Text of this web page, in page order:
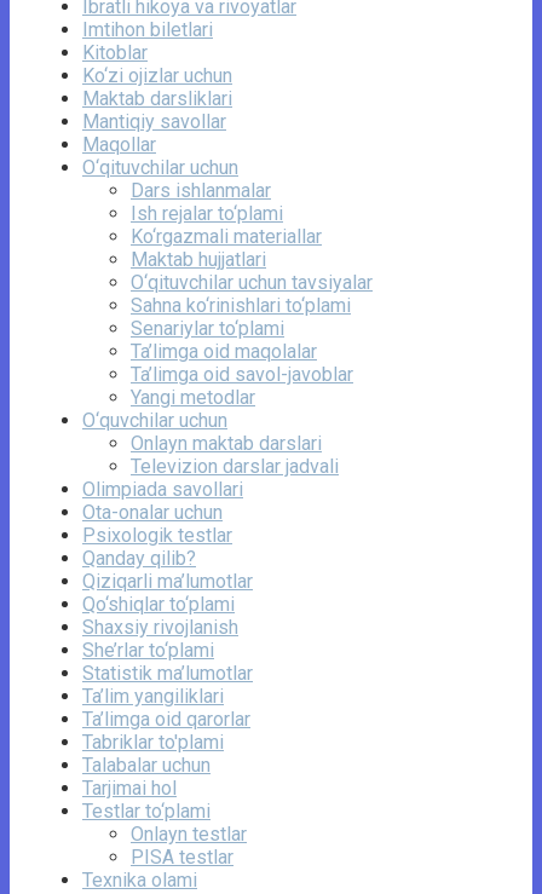
Ibratli hikoya va rivoyatlar
Imtihon biletlari
Kitoblar
Ko‘zi ojizlar uchun
Maktab darsliklari
Mantiqiy savollar
Maqollar
O‘qituvchilar uchun
Dars ishlanmalar
Ish rejalar to‘plami
Ko‘rgazmali materiallar
Maktab hujjatlari
O‘qituvchilar uchun tavsiyalar
Sahna ko‘rinishlari to‘plami
Senariylar to‘plami
Ta’limga oid maqolalar
Ta’limga oid savol-javoblar
Yangi metodlar
O‘quvchilar uchun
Onlayn maktab darslari
Televizion darslar jadvali
Olimpiada savollari
Ota-onalar uchun
Psixologik testlar
Qanday qilib?
Qiziqarli ma’lumotlar
Qo‘shiqlar to‘plami
Shaxsiy rivojlanish
She’rlar to‘plami
Statistik ma’lumotlar
Ta’lim yangiliklari
Ta’limga oid qarorlar
Tabriklar to'plami
Talabalar uchun
Tarjimai hol
Testlar to‘plami
Onlayn testlar
PISA testlar
Texnika olami